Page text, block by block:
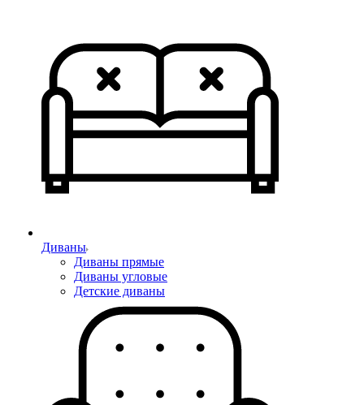
Диваны
Диваны прямые
Диваны угловые
Детские диваны